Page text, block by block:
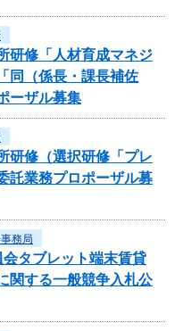
研修「人材育成マネジ
同（係長・課長補佐
ーザル募集
研修（選択研修「プレ
託業務プロポーザル募
務局
会タブレット端末賃貸
関する一般競争入札公